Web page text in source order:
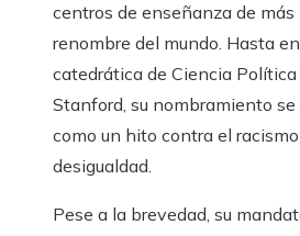
centros de enseñanza de más
renombre del mundo. Hasta
catedrática de Ciencia Política
Stanford, su nombramiento se
como un hito contra el
desigualdad.
Pese a la brevedad, su